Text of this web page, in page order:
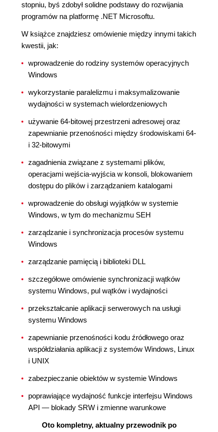
stopniu, byś zdobył solidne podstawy do rozwijania
programów na platformę .NET Microsoftu.
W książce znajdziesz omówienie między innymi takich
kwestii, jak:
wprowadzenie do rodziny systemów operacyjnych
Windows
wykorzystanie paralelizmu i maksymalizowanie
wydajności w systemach wielordzeniowych
używanie 64-bitowej przestrzeni adresowej oraz
zapewnianie przenośności między środowiskami 64-
i 32-bitowymi
zagadnienia związane z systemami plików,
operacjami wejścia-wyjścia w konsoli, blokowaniem
dostępu do plików i zarządzaniem katalogami
wprowadzenie do obsługi wyjątków w systemie
Windows, w tym do mechanizmu SEH
zarządzanie i synchronizacja procesów systemu
Windows
zarządzanie pamięcią i biblioteki DLL
szczegółowe omówienie synchronizacji wątków
systemu Windows, pul wątków i wydajności
przekształcanie aplikacji serwerowych na usługi
systemu Windows
zapewnianie przenośności kodu źródłowego oraz
współdziałania aplikacji z systemów Windows, Linux
i UNIX
zabezpieczanie obiektów w systemie Windows
poprawiające wydajność funkcje interfejsu Windows
API — blokady SRW i zmienne warunkowe
Oto kompletny, aktualny przewodnik po